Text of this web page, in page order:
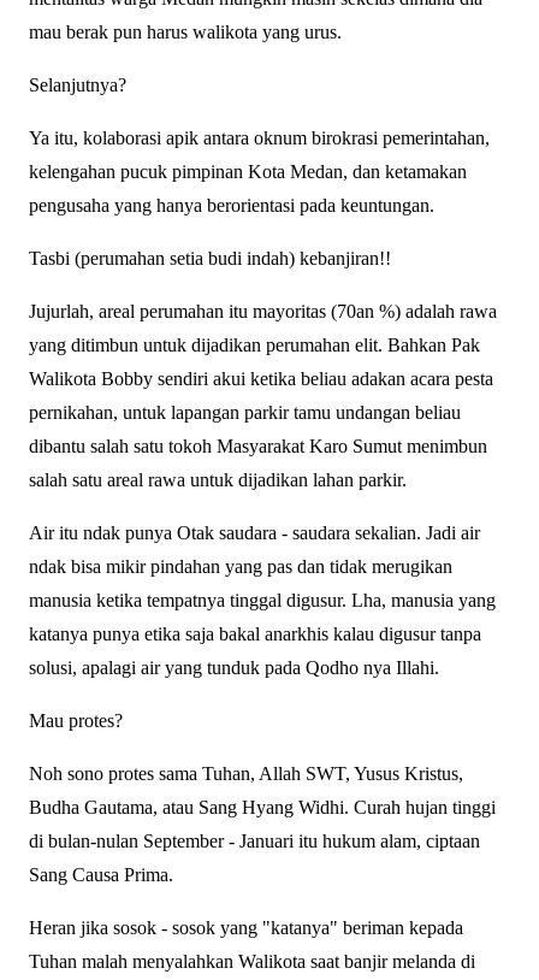
mau berak pun harus walikota yang urus.
Selanjutnya?
Ya itu, kolaborasi apik antara oknum birokrasi pemerintahan,
kelengahan pucuk pimpinan Kota Medan, dan ketamakan
pengusaha yang hanya berorientasi pada keuntungan.
Tasbi (perumahan setia budi indah) kebanjiran!!
Jujurlah, areal perumahan itu mayoritas (70an %) adalah rawa
yang ditimbun untuk dijadikan perumahan elit. Bahkan Pak
Walikota Bobby sendiri akui ketika beliau adakan acara pesta
pernikahan, untuk lapangan parkir tamu undangan beliau
dibantu salah satu tokoh Masyarakat Karo Sumut menimbun
salah satu areal rawa untuk dijadikan lahan parkir.
Air itu ndak punya Otak saudara - saudara sekalian. Jadi air
ndak bisa mikir pindahan yang pas dan tidak merugikan
manusia ketika tempatnya tinggal digusur. Lha, manusia yang
katanya punya etika saja bakal anarkhis kalau digusur tanpa
solusi, apalagi air yang tunduk pada Qodho nya Illahi.
Mau protes?
Noh sono protes sama Tuhan, Allah SWT, Yusus Kristus,
Budha Gautama, atau Sang Hyang Widhi. Curah hujan tinggi
di bulan-nulan September - Januari itu hukum alam, ciptaan
Sang Causa Prima.
Heran jika sosok - sosok yang "katanya" beriman kepada
Tuhan malah menyalahkan Walikota saat banjir melanda di